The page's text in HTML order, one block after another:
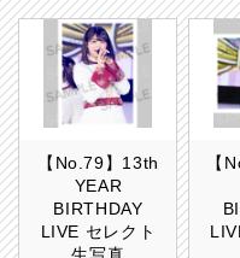
【No.79】13th
YEAR
BIRTHDAY
LIVE セレクト
生写真
【